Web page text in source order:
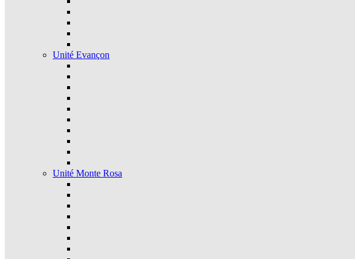
Unité Evançon
Unité Monte Rosa